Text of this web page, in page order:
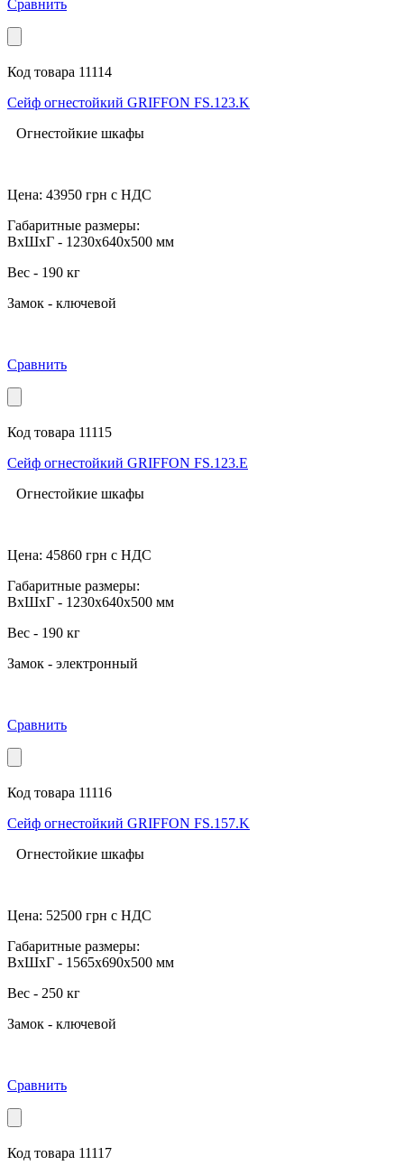
Сравнить
Код товара 11114
Сейф огнестойкий GRIFFON FS.123.K
Огнестойкие шкафы
Цена: 43950 грн с НДС
Габаритные размеры:
ВхШхГ - 1230x640x500 мм
Вес - 190 кг
Замок - ключевой
Сравнить
Код товара 11115
Сейф огнестойкий GRIFFON FS.123.Е
Огнестойкие шкафы
Цена: 45860 грн с НДС
Габаритные размеры:
ВхШхГ - 1230x640x500 мм
Вес - 190 кг
Замок - электронный
Сравнить
Код товара 11116
Сейф огнестойкий GRIFFON FS.157.K
Огнестойкие шкафы
Цена: 52500 грн с НДС
Габаритные размеры:
ВхШхГ - 1565x690x500 мм
Вес - 250 кг
Замок - ключевой
Сравнить
Код товара 11117